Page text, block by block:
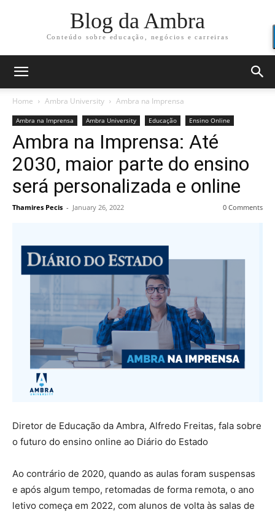
Blog da Ambra
Conteúdo sobre educação, negócios e carreiras
Home Ambra University Ambra na Imprensa
Ambra na Imprensa Ambra University Educação Ensino Online
Ambra na Imprensa: Até
2030, maior parte do ensino
será personalizada e online
Thamires Pecis - January 26, 2022 0 Comments
Diretor de Educação da Ambra, Alfredo Freitas, fala sobre
o futuro do ensino online ao Diário do Estado
Ao contrário de 2020, quando as aulas foram suspensas
e após algum tempo, retomadas de forma remota, o ano
letivo começa em 2022, com alunos de volta às salas de